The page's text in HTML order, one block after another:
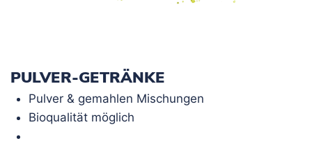
PULVER-GETRÄNKE
Pulver & gemahlen Mischungen
Bioqualität möglich